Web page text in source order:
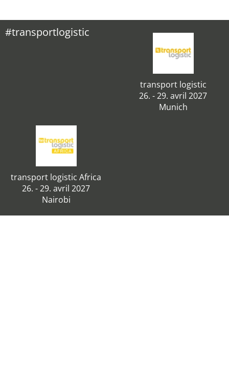
#transportlogistic
transport logistic
26. - 29. avril 2027
Munich
transport logistic Africa
26. - 29. avril 2027
Nairobi